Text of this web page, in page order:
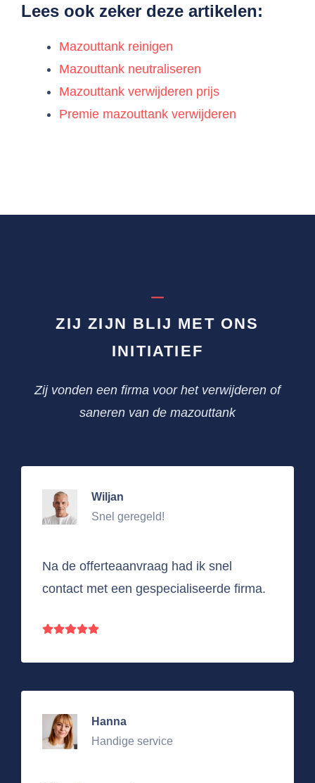
Lees ook zeker deze artikelen:
Mazouttank reinigen
Mazouttank neutraliseren
Mazouttank verwijderen prijs
Premie mazouttank verwijderen
ZIJ ZIJN BLIJ MET ONS
INITIATIEF
Zij vonden een firma voor het verwijderen of
saneren van de mazouttank
Wiljan
Snel geregeld!
Na de offerteaanvraag had ik snel
contact met een gespecialiseerde firma.
Hanna
Handige service